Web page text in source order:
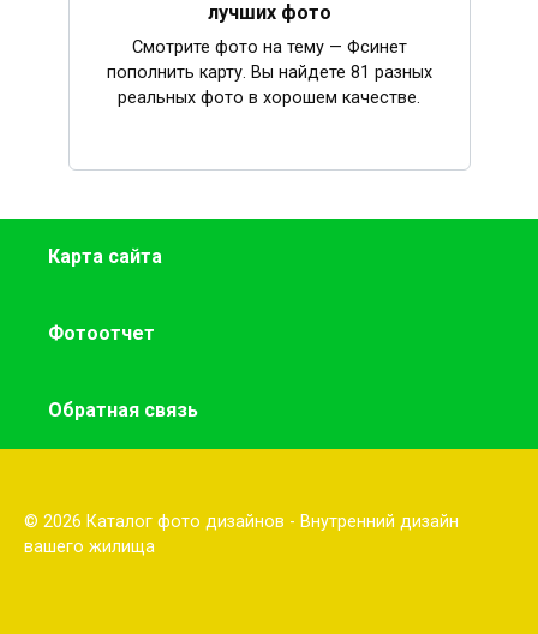
лучших фото
Смотрите фото на тему — Фсинет
пополнить карту. Вы найдете 81 разных
реальных фото в хорошем качестве.
Карта сайта
Фотоотчет
Обратная связь
© 2026 Каталог фото дизайнов - Внутренний дизайн
вашего жилища